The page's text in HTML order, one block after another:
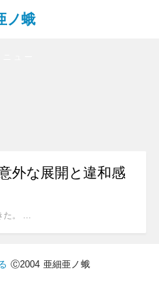
ノ蛾
外な展開と違和感
た。 …
Ⓒ2004 亜細亜ノ蛾